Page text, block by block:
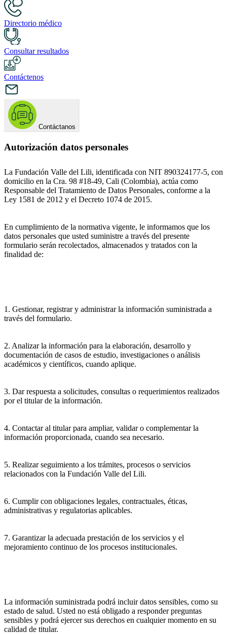
Directorio médico
Consultar resultados
Contáctenos
Contáctanos
Autorización datos personales
La Fundación Valle del Lili, identificada con NIT 890324177-5, con
domicilio en la Cra. 98 #18-49, Cali (Colombia), actúa como
Responsable del Tratamiento de Datos Personales, conforme a la
Ley 1581 de 2012 y el Decreto 1074 de 2015.
En cumplimiento de la normativa vigente, le informamos que los
datos personales que usted suministre a través del presente
formulario serán recolectados, almacenados y tratados con la
finalidad de:
1. Gestionar, registrar y administrar la información suministrada a
través del formulario.
2. Analizar la información para la elaboración, desarrollo y
documentación de casos de estudio, investigaciones o análisis
académicos y científicos, cuando aplique.
3. Dar respuesta a solicitudes, consultas o requerimientos realizados
por el titular de la información.
4. Contactar al titular para ampliar, validar o complementar la
información proporcionada, cuando sea necesario.
5. Realizar seguimiento a los trámites, procesos o servicios
relacionados con la Fundación Valle del Lili.
6. Cumplir con obligaciones legales, contractuales, éticas,
administrativas y regulatorias aplicables.
7. Garantizar la adecuada prestación de los servicios y el
mejoramiento continuo de los procesos institucionales.
La información suministrada podrá incluir datos sensibles, como su
estado de salud. Usted no está obligado a responder preguntas
sensibles y podrá ejercer sus derechos en cualquier momento en su
calidad de titular.